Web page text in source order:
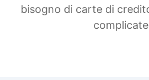
bisogno di carte di